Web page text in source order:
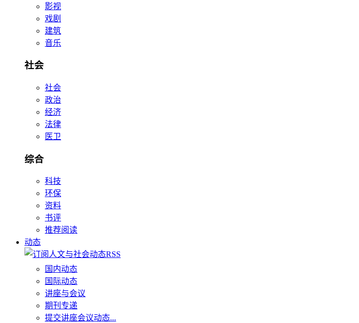
影视
戏剧
建筑
音乐
社会
社会
政治
经济
法律
医卫
综合
科技
环保
资料
书评
推荐阅读
动态
国内动态
国际动态
讲座与会议
期刊专递
提交讲座会议动态...